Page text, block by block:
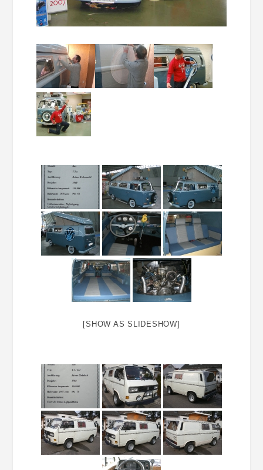
[SHOW AS SLIDESHOW]